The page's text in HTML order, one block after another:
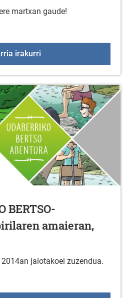
martxan gaude!
irakurri
BERTSO-
amaieran,
jaiotakoei zuzendua.